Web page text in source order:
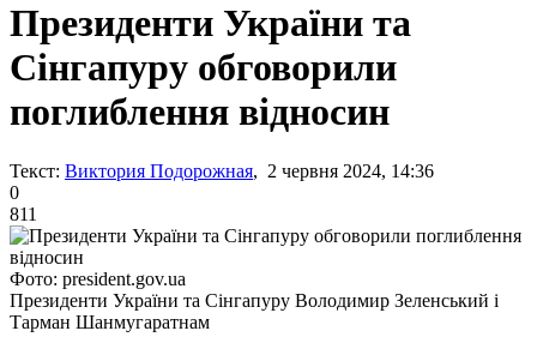
Президенти України та
Сінгапуру обговорили
поглиблення відносин
Текст: Виктория Подорожная, 2 червня 2024, 14:36
0
811
Фото: president.gov.ua
Президенти України та Сінгапуру Володимир Зеленський і
Тарман Шанмугаратнам